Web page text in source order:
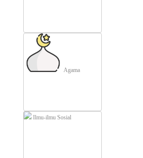
Agama
Ilmu-ilmu Sosial